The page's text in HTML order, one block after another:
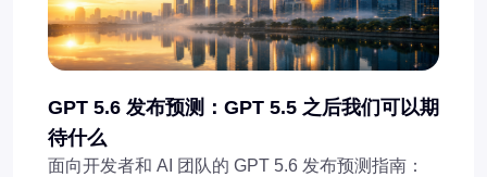
GPT 5.6 发布预测：GPT 5.5 之后我们可以期
待什么
面向开发者和 AI 团队的 GPT 5.6 发布预测指南：